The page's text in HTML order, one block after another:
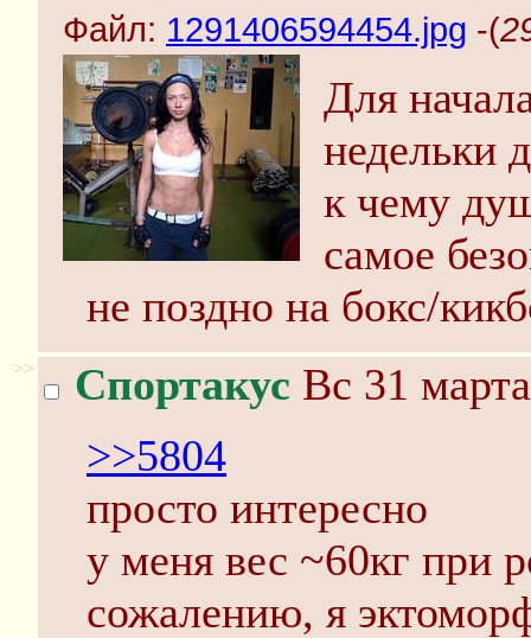
Файл: 1291406594454.jpg -(
Для
недельки
к чему
самое
не поздно на бокс/
>> Спортакус Вс 31
>>5804
просто интересно
у меня вес ~60кг при
сожалению, я